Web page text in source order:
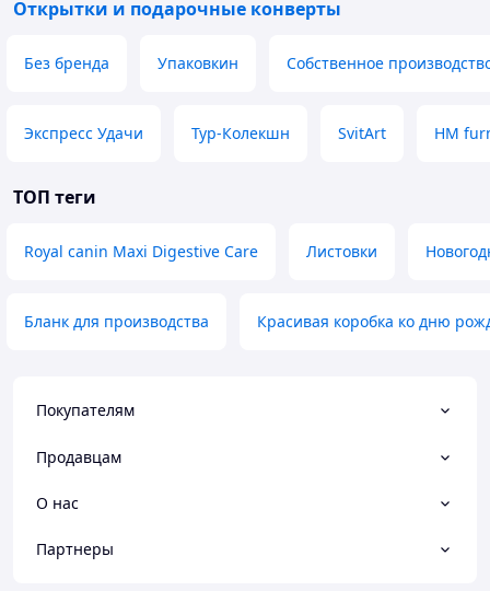
Открытки и подарочные конверты
Без бренда Упаковкин Собственное
Экспресс Удачи Тур-Колекшн SvitArt HM
ТОП теги
Royal canin Maxi Digestive Care Листовки
Бланк для производства Красивая коробка ко дню
Покупателям
Продавцам
О нас
Партнеры